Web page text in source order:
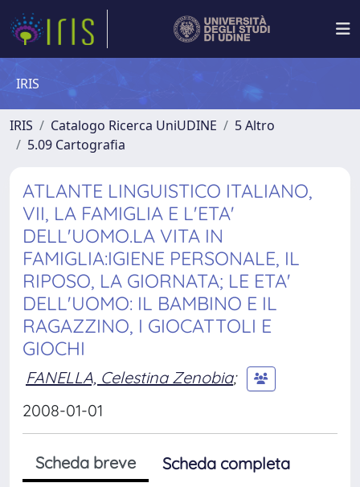
IRIS
IRIS Catalogo Ricerca UniUDINE
5 Altro
5.09 Cartografia
ATLANTE LINGUISTICO ITALIANO,
VII, LA FAMIGLIA E L'ETA'
DELL'UOMO.LA VITA IN
FAMIGLIA:IGIENE PERSONALE, IL
RIPOSO, LA GIORNATA; LE ETA'
DELL'UOMO: IL BAMBINO E IL
RAGAZZINO, I GIOCATTOLI E
GIOCHI
FANELLA, Celestina Zenobia;
2008-01-01
Scheda breve
Scheda completa